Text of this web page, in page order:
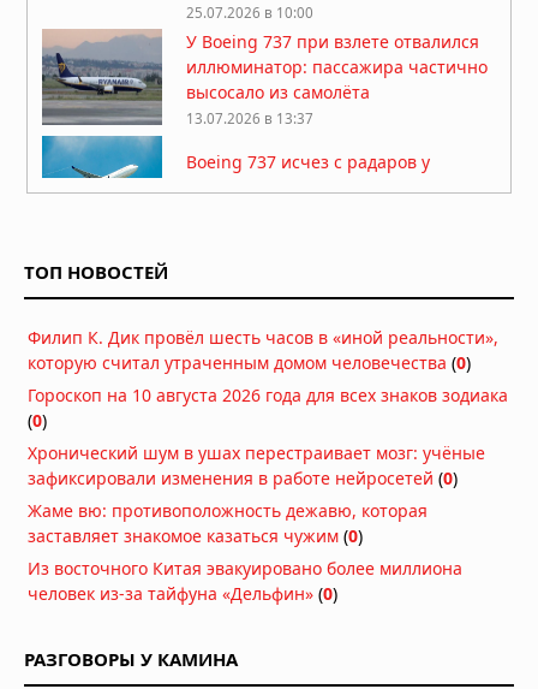
25.07.2026 в 10:00
У Boeing 737 при взлете отвалился
иллюминатор: пассажира частично
высосало из самолёта
13.07.2026 в 13:37
Boeing 737 исчез с радаров у
побережья Пакистана
слонов в Габоне
25.04.2026 в 07:33
Китай закрыл огромную зону
воздушного пространства над
13.04.2026 в 09:19
Десятая: в Калифорнии пропал
учёный-ракетчик, владелец
уникального патента на оборонные
технологии
11.04.2026 в 09:52
обнародовать это»: посланник ООН
ТОП НОВОСТЕЙ
Филип К. Дик провёл шесть часов в «иной реальности»,
которую считал утраченным домом человечества (0)
Гороскоп на 10 августа 2026 года для всех знаков зодиака
(0)
Хронический шум в ушах перестраивает мозг: учёные
зафиксировали изменения в работе нейросетей (0)
Жаме вю: противоположность дежавю, которая
заставляет знакомое казаться чужим (0)
Из восточного Китая эвакуировано более миллиона
человек из-за тайфуна «Дельфин» (0)
РАЗГОВОРЫ У КАМИНА